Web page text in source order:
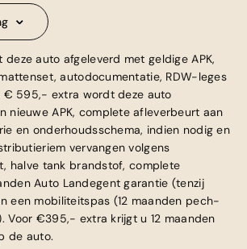
auto afgeleverd met geldige APK,
autodocumentatie, RDW-leges
€ 595,- extra wordt deze auto
nieuwe APK, complete afleverbeurt aan
en onderhoudsschema, indien nodig en
vervangen volgens
halve tank brandstof, complete
Auto Landegent garantie (tenzij
een mobiliteitspas (12 maanden pech-
Voor €395,- extra krijgt u 12 maanden
de auto.